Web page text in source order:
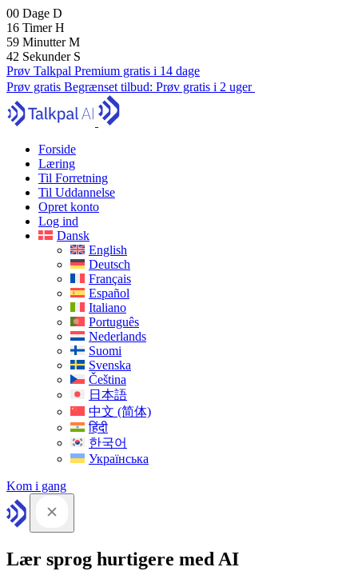
00 Dage D
16 TimerH
59 MinutterM
41 Sekunder S
Prøv Talkpal Premium gratis i 14 dage
Prøv gratis Begrænset tilbud: Prøv gratis i 2 uger
Forside
Læring
Til Forretning
Til Uddannelse
Opret konto
Log ind
Dansk
English
Deutsch
Français
Español
Italiano
Português
Nederlands
Suomi
Svenska
Čeština
日本語
中文 (简体)
हिंदी
한국어
Українська
Kom i gang
Lær sprog hurtigere med AI